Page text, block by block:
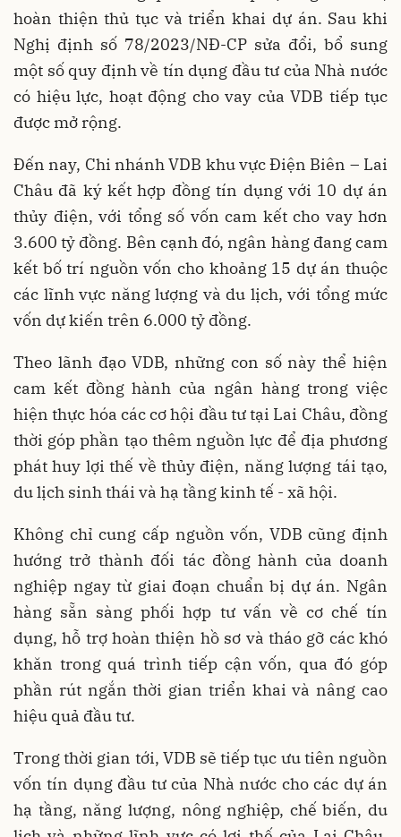
hoàn thiện thủ tục và triển khai dự án. Sau khi
Nghị định số 78/2023/NĐ-CP sửa đổi, bổ sung
một số quy định về tín dụng đầu tư của Nhà nước
có hiệu lực, hoạt động cho vay của VDB tiếp tục
được mở rộng.
Đến nay, Chi nhánh VDB khu vực Điện Biên – Lai
Châu đã ký kết hợp đồng tín dụng với 10 dự án
thủy điện, với tổng số vốn cam kết cho vay hơn
3.600 tỷ đồng. Bên cạnh đó, ngân hàng đang cam
kết bố trí nguồn vốn cho khoảng 15 dự án thuộc
các lĩnh vực năng lượng và du lịch, với tổng mức
vốn dự kiến trên 6.000 tỷ đồng.
Theo lãnh đạo VDB, những con số này thể hiện
cam kết đồng hành của ngân hàng trong việc
hiện thực hóa các cơ hội đầu tư tại Lai Châu, đồng
thời góp phần tạo thêm nguồn lực để địa phương
phát huy lợi thế về thủy điện, năng lượng tái tạo,
du lịch sinh thái và hạ tầng kinh tế - xã hội.
Không chỉ cung cấp nguồn vốn, VDB cũng định
hướng trở thành đối tác đồng hành của doanh
nghiệp ngay từ giai đoạn chuẩn bị dự án. Ngân
hàng sẵn sàng phối hợp tư vấn về cơ chế tín
dụng, hỗ trợ hoàn thiện hồ sơ và tháo gỡ các khó
khăn trong quá trình tiếp cận vốn, qua đó góp
phần rút ngắn thời gian triển khai và nâng cao
hiệu quả đầu tư.
Trong thời gian tới, VDB sẽ tiếp tục ưu tiên nguồn
vốn tín dụng đầu tư của Nhà nước cho các dự án
hạ tầng, năng lượng, nông nghiệp, chế biến, du